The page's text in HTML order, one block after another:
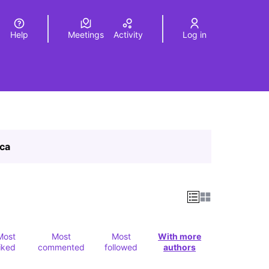
Elegir el idiomaChoose language
Help Meetings Activity Log in
Most
commented
Most
followed
With more
authors